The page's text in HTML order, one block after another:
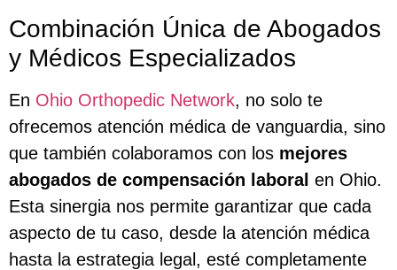
Combinación Única de Abogados
y Médicos Especializados
En Ohio Orthopedic Network, no solo te
ofrecemos atención médica de vanguardia, sino
que también colaboramos con los mejores
abogados de compensación laboral en Ohio.
Esta sinergia nos permite garantizar que cada
aspecto de tu caso, desde la atención médica
hasta la estrategia legal, esté completamente